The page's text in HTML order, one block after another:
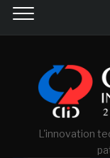
L'innovation